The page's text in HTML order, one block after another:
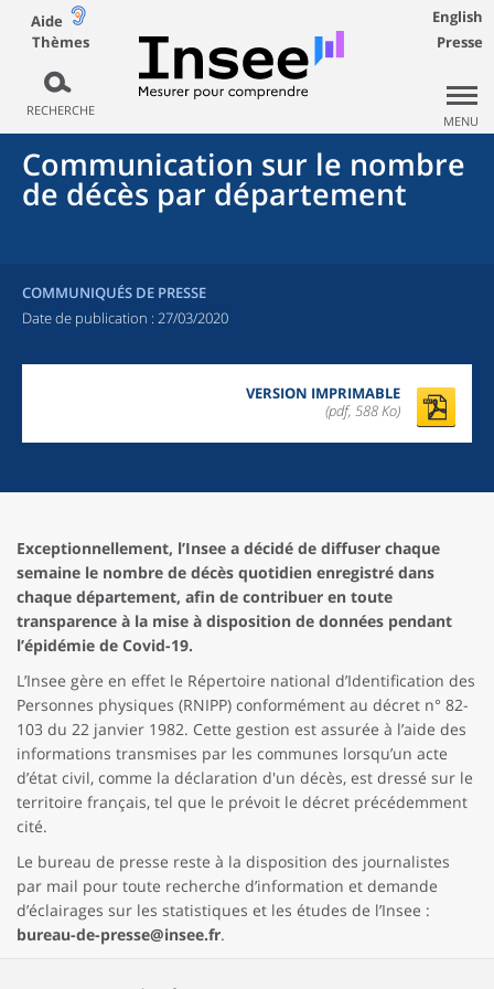
Aide
Thèmes
RECHERCHE
English
Presse
MENU
Communication sur le nombre
de décès par département
COMMUNIQUÉS DE PRESSE
Date de publication : 27/03/2020
VERSION IMPRIMABLE
(pdf, 588 Ko)
Exceptionnellement, l’Insee a décidé de diffuser chaque
semaine le nombre de décès quotidien enregistré dans
chaque département, afin de contribuer en toute
transparence à la mise à disposition de données pendant
l’épidémie de Covid-19.
L’Insee gère en effet le Répertoire national d’Identification des
Personnes physiques (RNIPP) conformément au décret n° 82-
103 du 22 janvier 1982. Cette gestion est assurée à l’aide des
informations transmises par les communes lorsqu’un acte
d’état civil, comme la déclaration d'un décès, est dressé sur le
territoire français, tel que le prévoit le décret précédemment
cité.
Le bureau de presse reste à la disposition des journalistes
par mail pour toute recherche d’information et demande
d’éclairages sur les statistiques et les études de l’Insee :
bureau-de-presse@insee.fr.